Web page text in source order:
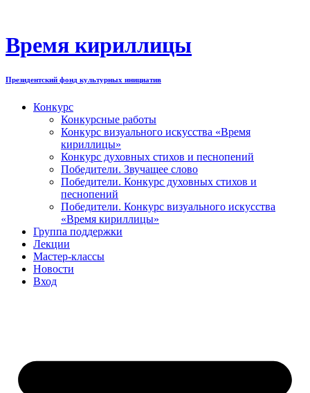
содержимому
Время кириллицы
Президентский фонд культурных инициатив
Конкурс
Конкурсные работы
Конкурс визуального искусства «Время
кириллицы»
Конкурс духовных стихов и песнопений
Победители. Звучащее слово
Победители. Конкурс духовных стихов и
песнопений
Победители. Конкурс визуального искусства
«Время кириллицы»
Группа поддержки
Лекции
Мастер-классы
Новости
Вход